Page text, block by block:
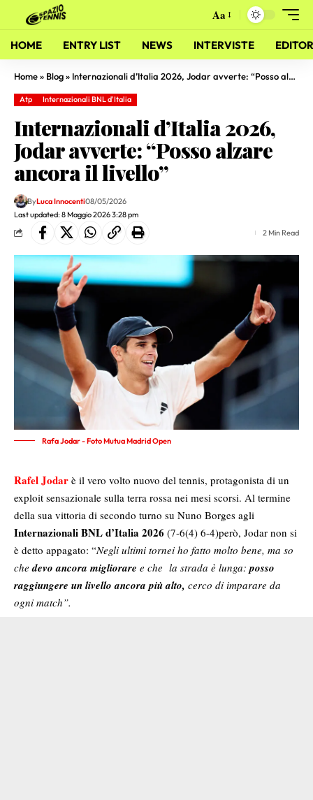
Aa
HOME ENTRY LIST NEWS INTERVISTE
Home» Blog» Internazionali d’Italia 2026, Jodar avverte: “Posso alzare ancora il livello”
Atp Internazionali BNL d'Italia
Internazionali d’Italia 2026,
Jodar avverte: “Posso alzare
ancora il livello”
Last updated: 8 Maggio 2026 3:28 pm
ByLuca Innocenti08/05/2026
2 Min Read
Rafa Jodar - Foto Mutua Madrid Open
Rafel Jodar è il vero volto nuovo del tennis, protagonista di un
exploit sensazionale sulla terra rossa nei mesi scorsi. Al termine
della sua vittoria di secondo turno su Nuno Borges agli
Internazionali BNL d’Italia 2026 (7-6(4) 6-4)però, Jodar non si
è detto appagato: “Negli ultimi tornei ho fatto molto bene, ma so
chedevo ancora migliorare e che la strada è lunga: posso
raggiungere un livello ancora più alto, cerco di imparare da
ogni match”.